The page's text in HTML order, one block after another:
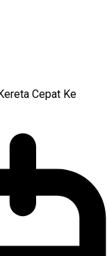
Cepat Ke